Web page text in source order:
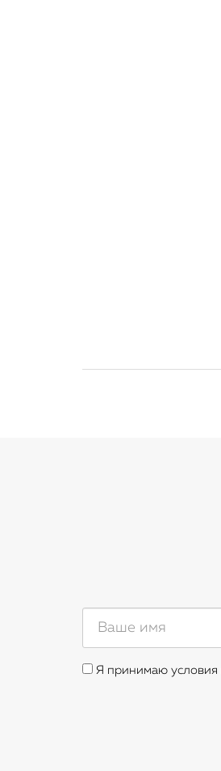
Я принимаю условия